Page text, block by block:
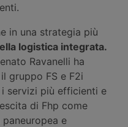
in una strategia più
logistica integrata.
Ravanelli ha
gruppo FS e F2i
servizi più efficienti e
di Fhp come
e